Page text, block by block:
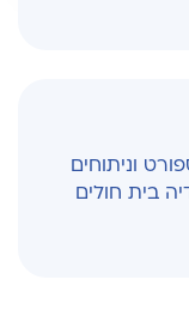
וניתוחים
בית חולים